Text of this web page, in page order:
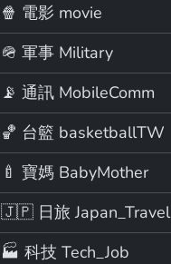
🍿 電影 movie
🪖 軍事 Military
📡 通訊 MobileComm
🏀 台籃 basketballTW
🍼 寶媽 BabyMother
🇯🇵 日旅 Japan_Travel
🏭 科技 Tech_Job